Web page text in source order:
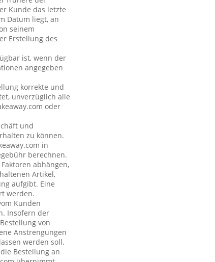
Kunde das letzte
Datum liegt, an
seinem
Erstellung des
ist, wenn der
angegeben
korrekte und
unverzüglich alle
oder
und
zu können.
in
berechnen.
abhängen,
Artikel,
aufgibt. Eine
werden.
Kunden
Insofern der
von
Anstrengungen
werden soll.
Bestellung an